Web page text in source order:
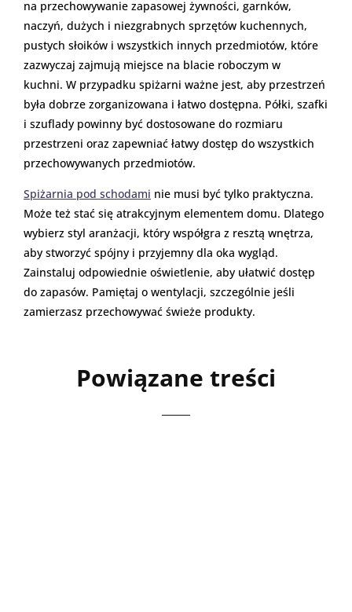
na przechowywanie zapasowej żywności, garnków,
naczyń, dużych i niezgrabnych sprzętów kuchennych,
pustych słoików i wszystkich innych przedmiotów, które
zazwyczaj zajmują miejsce na blacie roboczym w
kuchni. W przypadku spiżarni ważne jest, aby przestrzeń
była dobrze zorganizowana i łatwo dostępna. Półki, szafki
i szuflady powinny być dostosowane do rozmiaru
przestrzeni oraz zapewniać łatwy dostęp do wszystkich
przechowywanych przedmiotów.
Spiżarnia pod schodami nie musi być tylko praktyczna.
Może też stać się atrakcyjnym elementem domu. Dlatego
wybierz styl aranżacji, który współgra z resztą wnętrza,
aby stworzyć spójny i przyjemny dla oka wygląd.
Zainstaluj odpowiednie oświetlenie, aby ułatwić dostęp
do zapasów. Pamiętaj o wentylacji, szczególnie jeśli
zamierzasz przechowywać świeże produkty.
Powiązane treści